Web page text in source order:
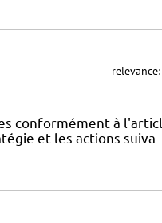
relevance:
conformément à
et les actions suiva